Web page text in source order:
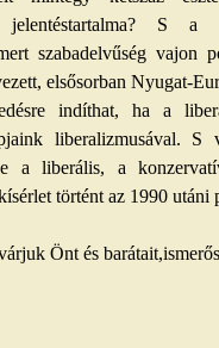
S a
szabadelvűség vajon
elsősorban Nyugat-
indíthat, ha a
liberalizmusával. S
e a liberális, a
történt az 1990 utáni
Önt és